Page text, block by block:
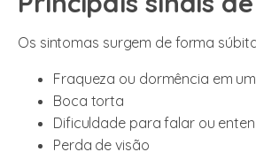
Os sintomas surgem de forma
Fraqueza ou dormência em
Boca torta
Dificuldade para falar ou
Perda de visão